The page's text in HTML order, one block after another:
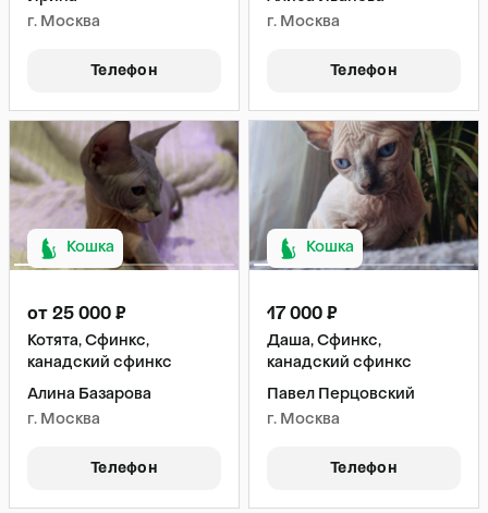
г. Москва
Телефон
г. Москва
Телефон
Кошка
от 25 000 ₽
Котята, Сфинкс,
канадский сфинкс
Алина Базарова
г. Москва
Телефон
Кошка
17 000 ₽
Даша, Сфинкс,
канадский сфинкс
Павел Перцовский
г. Москва
Телефон